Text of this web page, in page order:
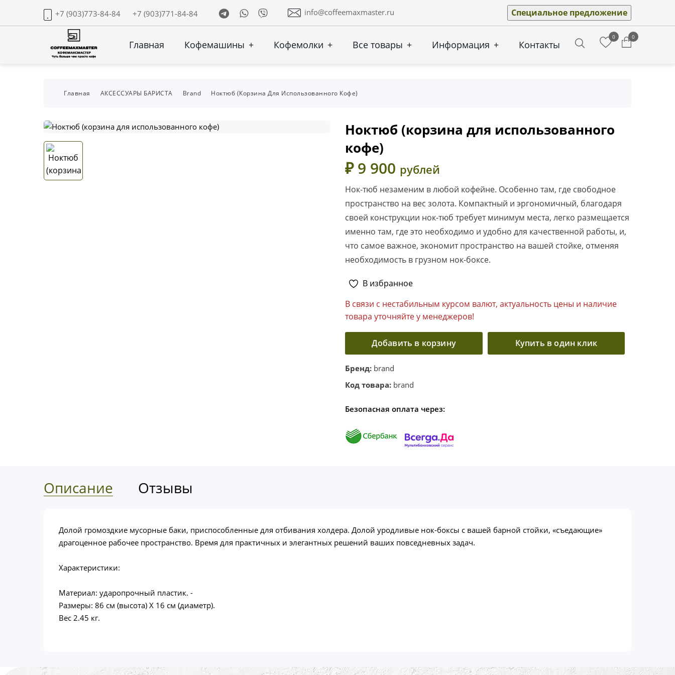
+7 (903)773-84-84 +7 (903)771-84-84 TelegramWhatsapp
Viber info@coffeemaxmaster.ru Специальное предложение
Главная Кофемашины + Кофемолки + Все товары + Информация + Контакты
0 0
Главная АКСЕССУАРЫ БАРИСТА Brand Ноктюб (корзина Для Использованного Кофе)
Ноктюб (корзина для использованного
кофе)
₽ 9 900 рублей
Нок-тюб незаменим в любой кофейне. Особенно там, где свободное
пространство на вес золота. Компактный и эргономичный, благодаря
своей конструкции нок-тюб требует минимум места, легко размещается
именно там, где это необходимо и удобно для качественной работы, и,
что самое важное, экономит пространство на вашей стойке, отменяя
необходимость в грузном нок-боксе.
В избранное
В связи с нестабильным курсом валют, актуальность цены и наличие
товара уточняйте у менеджеров!
Добавить в корзину Купить в один клик
Бренд: brand
Код товара: brand
Безопасная оплата через:
Описание Отзывы
Долой громоздкие мусорные баки, приспособленные для отбивания холдера. Долой уродливые нок-боксы с вашей барной стойки, «съедающие»
драгоценное рабочее пространство. Время для практичных и элегантных решений ваших повседневных задач.
Характеристики:
Материал: ударопрочный пластик. -
Размеры: 86 см (высота) Х 16 см (диаметр).
Вес 2.45 кг.